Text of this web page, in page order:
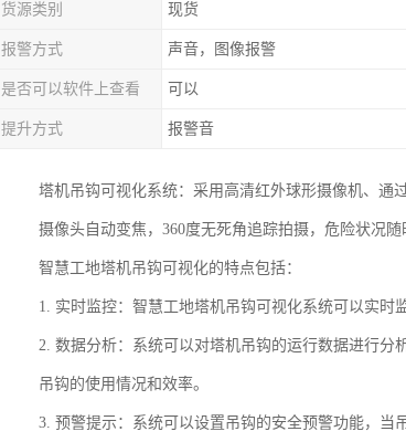
货源类别 现货
报警方式 声音，图像报警
是否可以软件上查看 可以
提升方式 报警音
塔机吊钩可视化系统：采用高清红外球形摄像机、通
摄像头自动变焦，360度无死角追踪拍摄，危险状况
智慧工地塔机吊钩可视化的特点包括：
1. 实时监控：智慧工地塔机吊钩可视化系统可以实时
2. 数据分析：系统可以对塔机吊钩的运行数据进行
吊钩的使用情况和效率。
3. 预警提示：系统可以设置吊钩的安全预警功能，